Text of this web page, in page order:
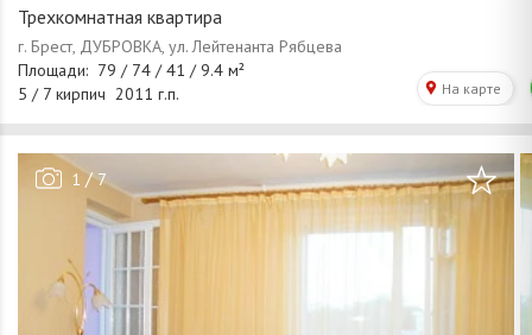
Трехкомнатная квартира
1/7